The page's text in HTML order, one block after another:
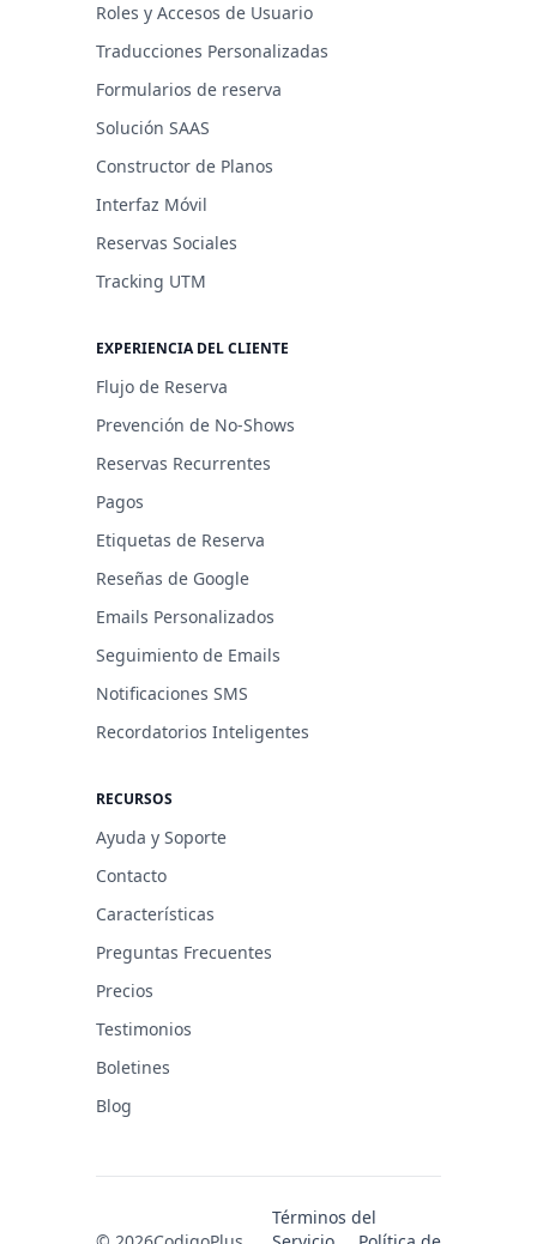
Roles y Accesos de Usuario
Traducciones Personalizadas
Formularios de reserva
Solución SAAS
Constructor de Planos
Interfaz Móvil
Reservas Sociales
Tracking UTM
EXPERIENCIA DEL CLIENTE
Flujo de Reserva
Prevención de No-Shows
Reservas Recurrentes
Pagos
Etiquetas de Reserva
Reseñas de Google
Emails Personalizados
Seguimiento de Emails
Notificaciones SMS
Recordatorios Inteligentes
RECURSOS
Ayuda y Soporte
Contacto
Características
Preguntas Frecuentes
Precios
Testimonios
Boletines
Blog
Términos del